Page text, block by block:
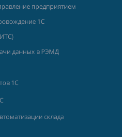
предприятием
1С
данных в РЭМД
1С
склада